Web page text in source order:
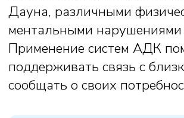
мобильные приложения.
Выбор средств АДК всегда
индивидуален и зависит от
возможностей конкретного человека.
Взрослые и дети, использующие для
общения средства АДК, как правило, не